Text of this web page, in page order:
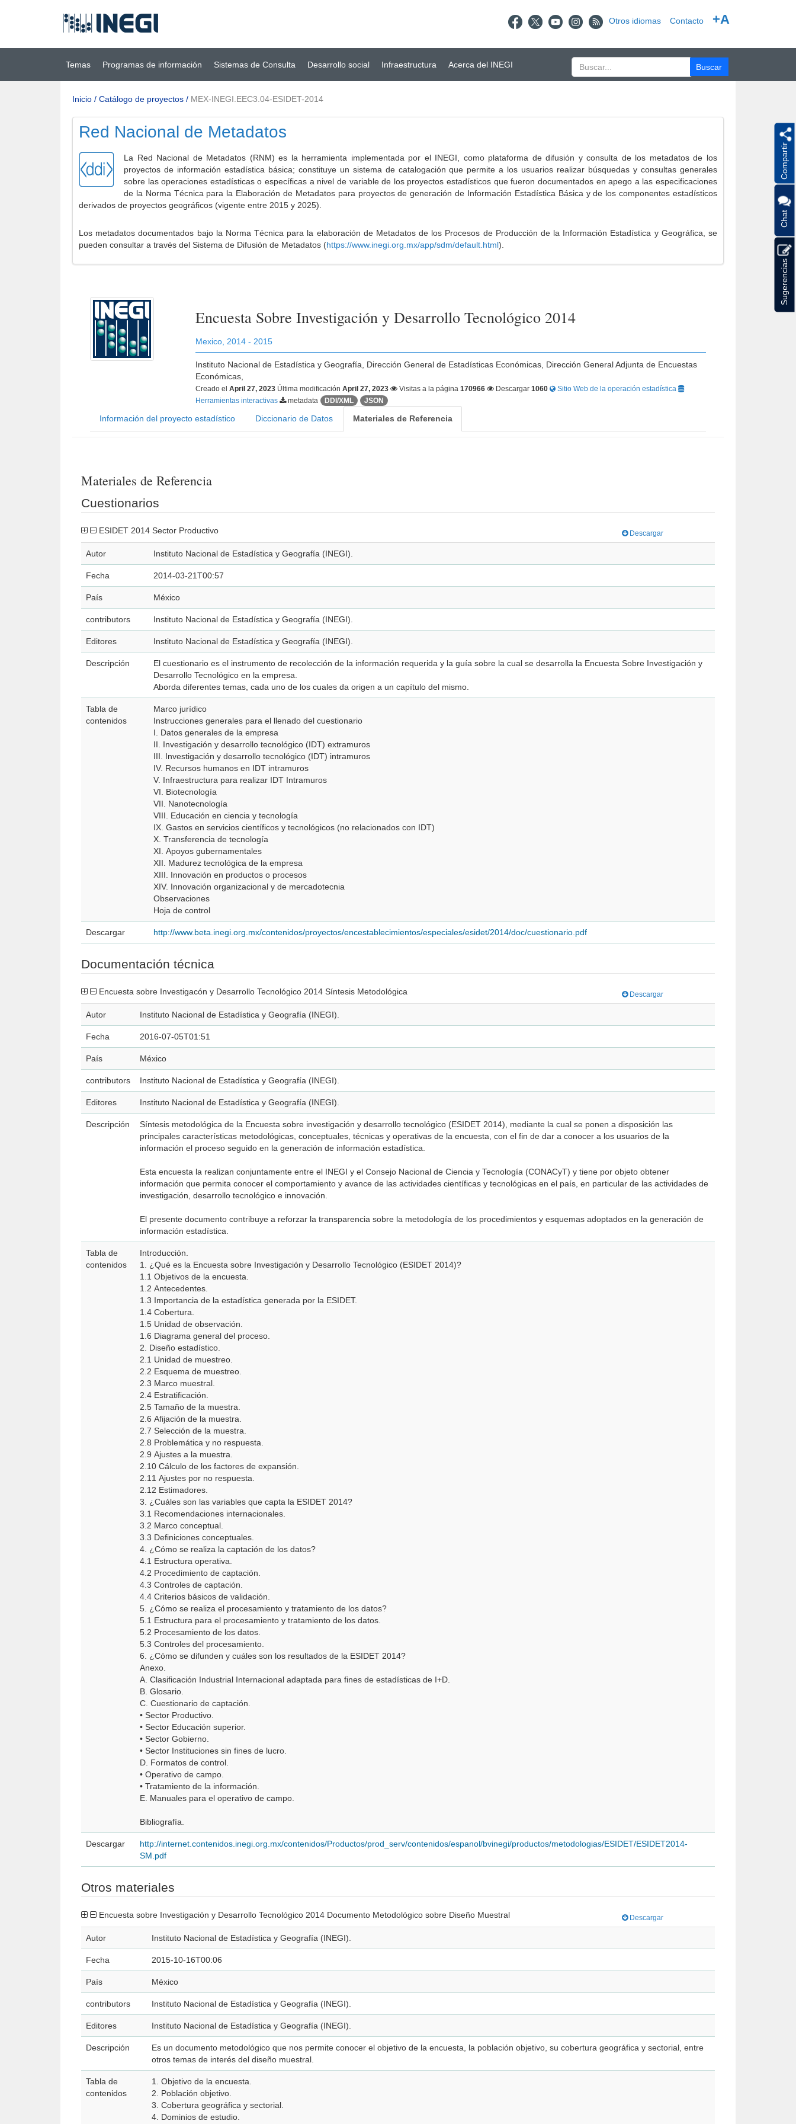
principal
(INEGI) Otros idiomas Contacto +A
Temas Programas de información Sistemas de Consulta Desarrollo social Infraestructura Acerca del INEGI
Inicio / Catálogo de proyectos / MEX-INEGI.EEC3.04-ESIDET-2014
Red Nacional de Metadatos
La Red Nacional de Metadatos (RNM) es la herramienta implementada por el INEGI, como plataforma de difusión y consulta de los metadatos de los
proyectos de información estadística básica; constituye un sistema de catalogación que permite a los usuarios realizar búsquedas y consultas generales
sobre las operaciones estadísticas o específicas a nivel de variable de los proyectos estadísticos que fueron documentados en apego a las especificaciones
de la Norma Técnica para la Elaboración de Metadatos para proyectos de generación de Información Estadística Básica y de los componentes estadísticos
derivados de proyectos geográficos (vigente entre 2015 y 2025).
Los metadatos documentados bajo la Norma Técnica para la elaboración de Metadatos de los Procesos de Producción de la Información Estadística y Geográfica, se
pueden consultar a través del Sistema de Difusión de Metadatos (https://www.inegi.org.mx/app/sdm/default.html).
Encuesta Sobre Investigación y Desarrollo Tecnológico 2014
Mexico 2014 - 2015
Instituto Nacional de Estadística y Geografía, Dirección General de Estadísticas Económicas, Dirección General Adjunta de Encuestas
Económicas,
Creado elApril 27, 2023 Última modificaciónApril 27, 2023 Visitas a la página170966 Descargar1060
Sitio Web de la operación estadística
Herramientas interactivas
metadata DDI/XML JSON
Información del proyecto estadístico Diccionario de Datos Materiales de Referencia
Materiales de Referencia
Cuestionarios
ESIDET 2014 Sector Productivo Descargar
Autor Instituto Nacional de Estadística y Geografía (INEGI).
Fecha 2014-03-21T00:57
País México
contributors Instituto Nacional de Estadística y Geografía (INEGI).
Editores Instituto Nacional de Estadística y Geografía (INEGI).
Descripción
El cuestionario es el instrumento de recolección de la información requerida y la guía sobre la cual se desarrolla la Encuesta Sobre Investigación y
Desarrollo Tecnológico en la empresa.
Aborda diferentes temas, cada uno de los cuales da origen a un capítulo del mismo.
Tabla de
contenidos
Marco jurídico
Instrucciones generales para el llenado del cuestionario
I. Datos generales de la empresa
II. Investigación y desarrollo tecnológico (IDT) extramuros
III. Investigación y desarrollo tecnológico (IDT) intramuros
IV. Recursos humanos en IDT intramuros
V. Infraestructura para realizar IDT Intramuros
VI. Biotecnología
VII. Nanotecnología
VIII. Educación en ciencia y tecnología
IX. Gastos en servicios científicos y tecnológicos (no relacionados con IDT)
X. Transferencia de tecnología
XI. Apoyos gubernamentales
XII. Madurez tecnológica de la empresa
XIII. Innovación en productos o procesos
XIV. Innovación organizacional y de mercadotecnia
Observaciones
Hoja de control
Descargar http://www.beta.inegi.org.mx/contenidos/proyectos/encestablecimientos/especiales/esidet/2014/doc/cuestionario.pdf
Documentación técnica
Encuesta sobre Investigacón y Desarrollo Tecnológico 2014 Síntesis Metodológica Descargar
Autor Instituto Nacional de Estadística y Geografía (INEGI).
Fecha 2016-07-05T01:51
País México
contributors Instituto Nacional de Estadística y Geografía (INEGI).
Editores Instituto Nacional de Estadística y Geografía (INEGI).
Descripción
Síntesis metodológica de la Encuesta sobre investigación y desarrollo tecnológico (ESIDET 2014), mediante la cual se ponen a disposición las
principales características metodológicas, conceptuales, técnicas y operativas de la encuesta, con el fin de dar a conocer a los usuarios de la
información el proceso seguido en la generación de información estadística.
Esta encuesta la realizan conjuntamente entre el INEGI y el Consejo Nacional de Ciencia y Tecnología (CONACyT) y tiene por objeto obtener
información que permita conocer el comportamiento y avance de las actividades científicas y tecnológicas en el país, en particular de las actividades de
investigación, desarrollo tecnológico e innovación.
El presente documento contribuye a reforzar la transparencia sobre la metodología de los procedimientos y esquemas adoptados en la generación de
información estadística.
Tabla de
contenidos
Introducción.
1. ¿Qué es la Encuesta sobre Investigación y Desarrollo Tecnológico (ESIDET 2014)?
1.1 Objetivos de la encuesta.
1.2 Antecedentes.
1.3 Importancia de la estadística generada por la ESIDET.
1.4 Cobertura.
1.5 Unidad de observación.
1.6 Diagrama general del proceso.
2. Diseño estadístico.
2.1 Unidad de muestreo.
2.2 Esquema de muestreo.
2.3 Marco muestral.
2.4 Estratificación.
2.5 Tamaño de la muestra.
2.6 Afijación de la muestra.
2.7 Selección de la muestra.
2.8 Problemática y no respuesta.
2.9 Ajustes a la muestra.
2.10 Cálculo de los factores de expansión.
2.11 Ajustes por no respuesta.
2.12 Estimadores.
3. ¿Cuáles son las variables que capta la ESIDET 2014?
3.1 Recomendaciones internacionales.
3.2 Marco conceptual.
3.3 Definiciones conceptuales.
4. ¿Cómo se realiza la captación de los datos?
4.1 Estructura operativa.
4.2 Procedimiento de captación.
4.3 Controles de captación.
4.4 Criterios básicos de validación.
5. ¿Cómo se realiza el procesamiento y tratamiento de los datos?
5.1 Estructura para el procesamiento y tratamiento de los datos.
5.2 Procesamiento de los datos.
5.3 Controles del procesamiento.
6. ¿Cómo se difunden y cuáles son los resultados de la ESIDET 2014?
Anexo.
A. Clasificación Industrial Internacional adaptada para fines de estadísticas de I+D.
B. Glosario.
C. Cuestionario de captación.
• Sector Productivo.
• Sector Educación superior.
• Sector Gobierno.
• Sector Instituciones sin fines de lucro.
D. Formatos de control.
• Operativo de campo.
• Tratamiento de la información.
E. Manuales para el operativo de campo.
Bibliografía.
Descargar
http://internet.contenidos.inegi.org.mx/contenidos/Productos/prod_serv/contenidos/espanol/bvinegi/productos/metodologias/ESIDET/ESIDET2014-
SM.pdf
Otros materiales
Encuesta sobre Investigación y Desarrollo Tecnológico 2014 Documento Metodológico sobre Diseño Muestral Descargar
Autor Instituto Nacional de Estadística y Geografía (INEGI).
Fecha 2015-10-16T00:06
País México
contributors Instituto Nacional de Estadística y Geografía (INEGI).
Editores Instituto Nacional de Estadística y Geografía (INEGI).
Descripción
Es un documento metodológico que nos permite conocer el objetivo de la encuesta, la población objetivo, su cobertura geográfica y sectorial, entre
otros temas de interés del diseño muestral.
Tabla de
contenidos
1. Objetivo de la encuesta.
2. Población objetivo.
3. Cobertura geográfica y sectorial.
4. Dominios de estudio.
Compartir
Chat
Sugerencias